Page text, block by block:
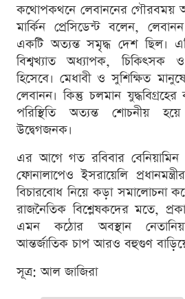
কথোপকথনে লেবাননের গৌরবময়
মার্কিন প্রেসিডেন্ট বলেন,
একটি অত্যন্ত সমৃদ্ধ দেশ ছিল।
বিশ্বখ্যাত অধ্যাপক, চিকিৎসক
হিসেবে। মেধাবী ও সুশিক্ষিত
লেবানন। কিন্তু চলমান
পরিস্থিতি অত্যন্ত শোচনীয়
উদ্বেগজনক।
এর আগে গত রবিবার বেনিয়ামিন
ফোনালাপেও ইসরায়েলি
বিচারবোধ নিয়ে কড়া সমালোচনা
রাজনৈতিক বিশ্লেষকদের মতে,
এমন কঠোর অবস্থান
আন্তর্জাতিক চাপ আরও বহুগুণ
সূত্র: আল জাজিরা